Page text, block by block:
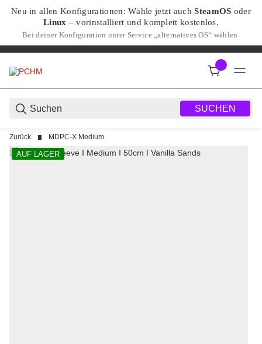
Neu in allen Konfigurationen: Wähle jetzt auchSteamOS oder
Linux – vorinstalliert und komplett kostenlos.
Bei deiner Konfiguration unter Service „alternatives OS“ wählen.
SUCHEN
Zurück MDPC-X Medium
AUF LAGER